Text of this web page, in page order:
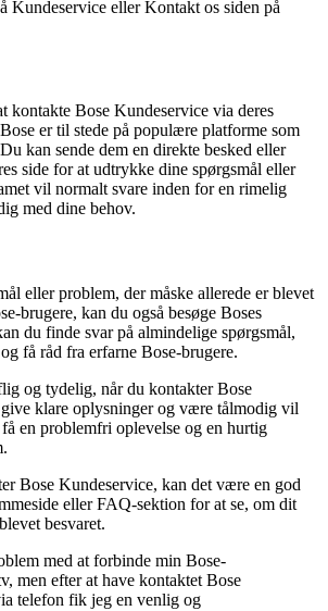
Kundeservice eller Kontakt os siden på
kontakte Bose Kundeservice via deres
er til stede på populære platforme som
kan sende dem en direkte besked eller
side for at udtrykke dine spørgsmål eller
vil normalt svare inden for en rimelig
med dine behov.
eller problem, der måske allerede er blevet
brugere, kan du også besøge Boses
du finde svar på almindelige spørgsmål,
få råd fra erfarne Bose-brugere.
og tydelig, når du kontakter Bose
klare oplysninger og være tålmodig vil
en problemfri oplevelse og en hurtig
Bose Kundeservice, kan det være en god
eller FAQ-sektion for at se, om dit
besvaret.
med at forbinde min Bose-
men efter at have kontaktet Bose
telefon fik jeg en venlig og